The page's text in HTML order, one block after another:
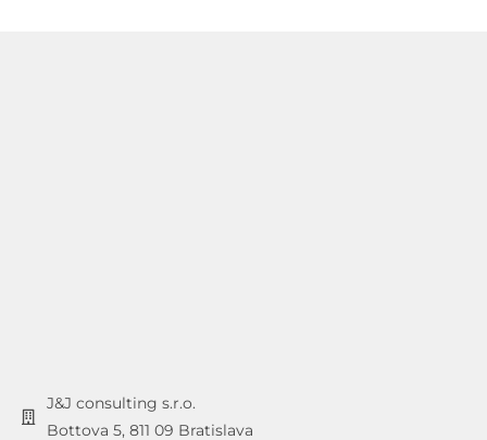
J&J consulting s.r.o.
Bottova 5, 811 09 Bratislava